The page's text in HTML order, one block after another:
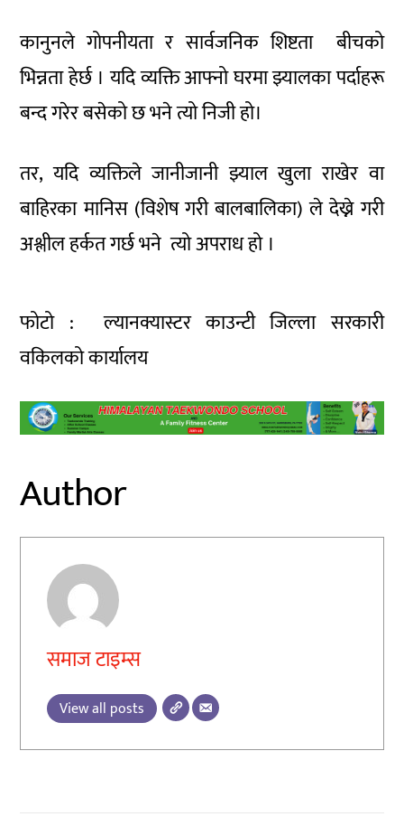
कानुनले गोपनीयता र सार्वजनिक शिष्टता
बीचको
भिन्नता हेर्छ । यदि व्यक्ति आफ्नो घरमा झ्यालका पर्दाहरू
बन्द गरेर बसेको छ भने त्यो निजी हो।
तर, यदि व्यक्तिले जानीजानी झ्याल खुला राखेर वा
बाहिरका मानिस (विशेष गरी बालबालिका) ले देख्ने गरी
अश्लील हर्कत गर्छ भने त्यो अपराध हो ।
फोटो : ल्यानक्यास्टर काउन्टी जिल्ला सरकारी
वकिलको कार्यालय
Author
समाज टाइम्स
View all posts